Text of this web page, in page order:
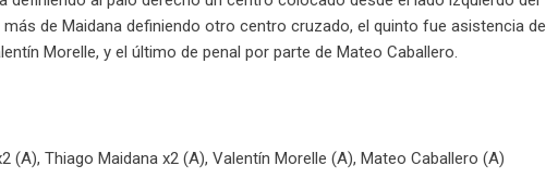
de Maidana definiendo otro centro cruzado, el quinto fue asistencia de
Morelle, y el último de penal por parte de Mateo Caballero.
(A), Thiago Maidana x2 (A), Valentín Morelle (A), Mateo Caballero (A)